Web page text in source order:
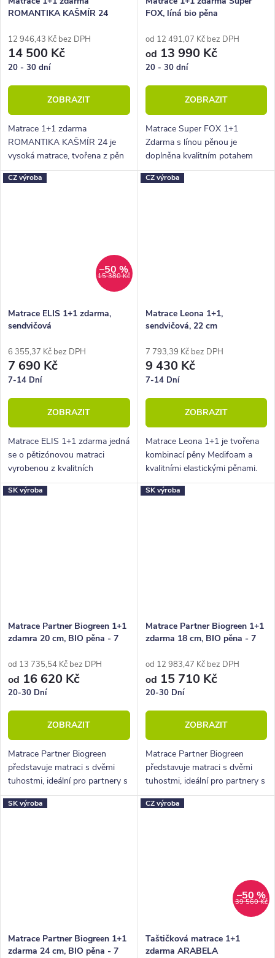
ROMANTIKA KAŠMÍR 24
12 946,43 Kč bez DPH
14 500 Kč
20 - 30 dní
ZOBRAZIT
Matrace 1+1 zdarma
ROMANTIKA KAŠMÍR 24 je
vysoká matrace, tvořena z pěn
Flexifoam a jádrem z kokosové
desky. Tato matrace patří mezi
FOX, líná bio pěna
od 12 491,07 Kč bez DPH
od 13 990 Kč
20 - 30 dní
ZOBRAZIT
Matrace Super FOX 1+1
Zdarma s línou pěnou je
doplněna kvalitním potahem
Wellness, který zajišťuje
termoregulaci, tedy spánek bez
CZ výroba
15 380 Kč
–50 %
Matrace ELIS 1+1 zdarma,
sendvičová
6 355,37 Kč bez DPH
7 690 Kč
7-14 Dní
ZOBRAZIT
Matrace ELIS 1+1 zdarma jedná
se o pětizónovou matraci
vyrobenou z kvalitních
elastických pěn tvarovaných do
masážních nopů.
CZ výroba
Matrace Leona 1+1,
sendvičová, 22 cm
7 793,39 Kč bez DPH
9 430 Kč
7-14 Dní
ZOBRAZIT
Matrace Leona 1+1 je tvořena
kombinací pěny Medifoam a
kvalitními elastickými pěnami.
Vyhoví zákazníkům, kteří mají v
oblibě tuhé matrace.
SK výroba
Matrace Partner Biogreen 1+1
zdamra 20 cm, BIO pěna - 7
od 13 735,54 Kč bez DPH
od 16 620 Kč
20-30 Dní
ZOBRAZIT
Matrace Partner Biogreen
představuje matraci s dvěmi
tuhostmi, ideální pro partnery s
rozdílnými požadavky na tuhost
ležení.
SK výroba
Matrace Partner Biogreen 1+1
zdarma 18 cm, BIO pěna - 7
od 12 983,47 Kč bez DPH
od 15 710 Kč
20-30 Dní
ZOBRAZIT
Matrace Partner Biogreen
představuje matraci s dvěmi
tuhostmi, ideální pro partnery s
rozdílnými požadavky na tuhost
ležení.
SK výroba
Matrace Partner Biogreen 1+1
zdarma 24 cm, BIO pěna - 7
CZ výroba
39 560 Kč
–50 %
Taštičková matrace 1+1
zdarma ARABELA